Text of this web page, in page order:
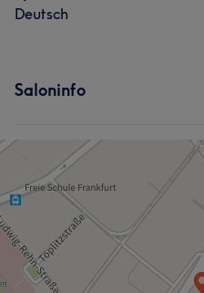
Deutsch
Saloninfo